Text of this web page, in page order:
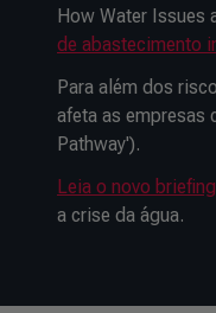
How Water Issues
de abastecimento
Para além dos
afeta as empresas
Pathway').
Leia o novo
a crise da água.